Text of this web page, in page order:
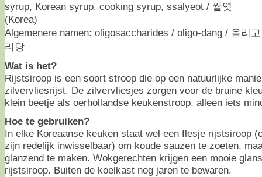
syrup, Korean syrup, cooking syrup, ssalyeot / 쌀엿
(Korea)
Algemenere namen: oligosaccharides / oligo-dang / 올리
리당
Wat is het?
Rijstsiroop is een soort stroop die op een natuurlijke
zilvervliesrijst. De zilvervliesjes zorgen voor de bruine
klein beetje als oerhollandse keukenstroop, alleen iets
Hoe te gebruiken?
In elke Koreaanse keuken staat wel een flesje rijstsiroop
zijn redelijk inwisselbaar) om koude sauzen te zoeten,
glanzend te maken. Wokgerechten krijgen een mooie
rijstsiroop. Buiten de koelkast nog jaren te bewaren.